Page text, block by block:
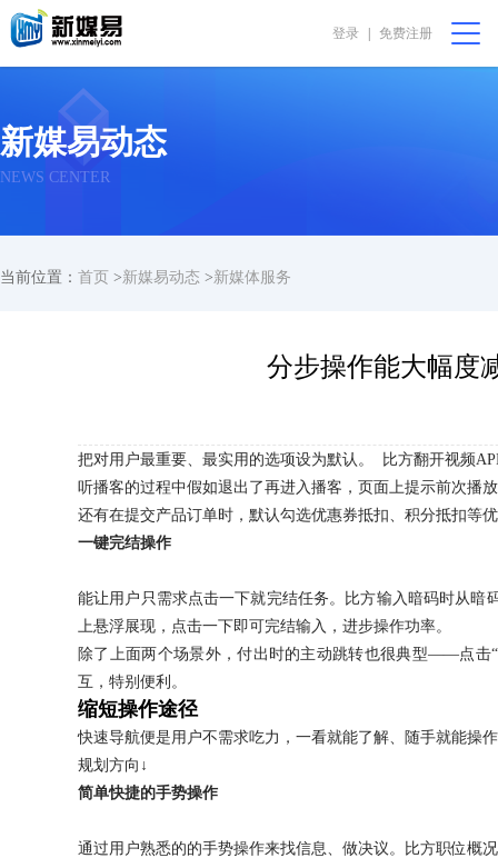
登录 免费注册
会员中心
首页
直播助农
我要求购
24小时服务热线：
新媒易动态
NEWS CENTER
当前位置： 首页 >新媒易动态 >新媒体服务
分步操作能大幅度
把对用户最重要、最实用的选项设为默认。 比方翻开视频
听播客的过程中假如退出了再进入播客，页面上提示前次播
还有在提交产品订单时，默认勾选优惠券抵扣、积分抵扣等
一键完结操作
能让用户只需求点击一下就完结任务。比方输入暗码时从
上悬浮展现，点击一下即可完结输入，进步操作功率。
除了上面两个场景外，付出时的主动跳转也很典型——点击
互，特别便利。
缩短操作途径
快速导航便是用户不需求吃力，一看就能了解、随手就能操
规划方向↓
简单快捷的手势操作
通过用户熟悉的的手势操作来找信息、做决议。比方职位概